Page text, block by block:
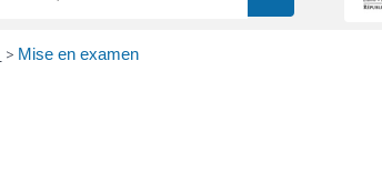
> Mise en examen